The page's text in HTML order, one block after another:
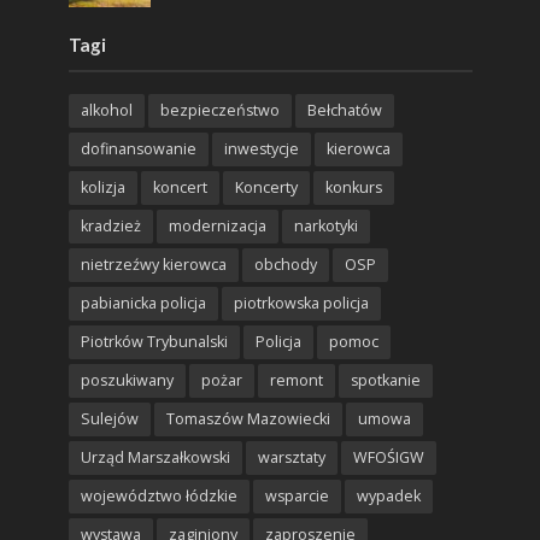
Tagi
alkohol bezpieczeństwo
Bełchatów
dofinansowanie
inwestycje
kierowca
kolizja
koncert Koncerty
konkurs
kradzież
modernizacja
narkotyki
nietrzeźwy kierowca
obchody
OSP
pabianicka policja
piotrkowska policja
Piotrków Trybunalski
Policja
pomoc
poszukiwany
pożar remont
spotkanie
Sulejów
Tomaszów Mazowiecki
umowa
Urząd Marszałkowski
warsztaty
WFOŚIGW
województwo łódzkie
wsparcie
wypadek
wystawa
zaginiony zaproszenie